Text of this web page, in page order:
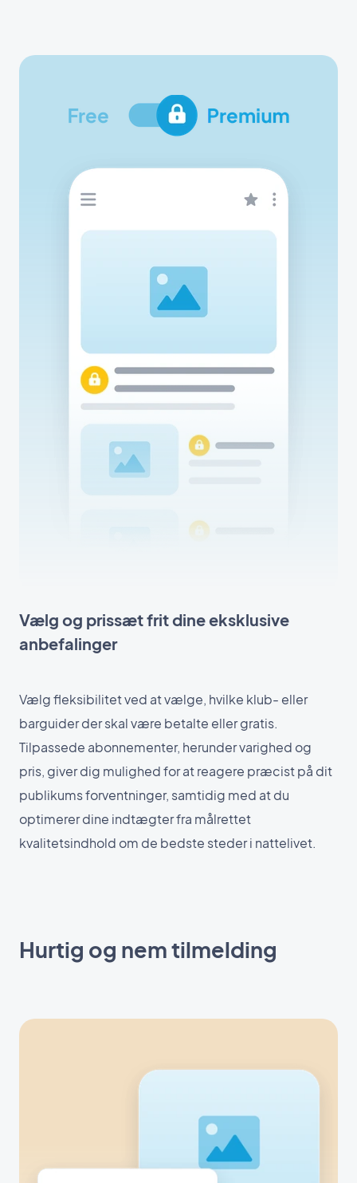
Vælg og prissæt frit dine eksklusive
anbefalinger
Vælg fleksibilitet ved at vælge, hvilke klub- eller
barguider der skal være betalte eller gratis.
Tilpassede abonnementer, herunder varighed og
pris, giver dig mulighed for at reagere præcist på dit
publikums forventninger, samtidig med at du
optimerer dine indtægter fra målrettet
kvalitetsindhold om de bedste steder i nattelivet.
Hurtig og nem tilmelding